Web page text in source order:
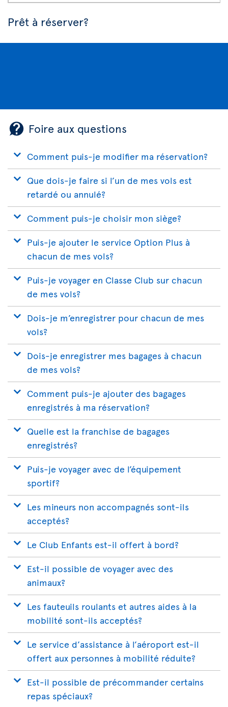
Prêt à réserver?
Foire aux questions
Comment puis-je modifier ma réservation?
Que dois-je faire si l’un de mes vols est
retardé ou annulé?
Comment puis-je choisir mon siège?
Puis-je ajouter le service Option Plus à
chacun de mes vols?
Puis-je voyager en Classe Club sur chacun
de mes vols?
Dois-je m’enregistrer pour chacun de mes
vols?
Dois-je enregistrer mes bagages à chacun
de mes vols?
Comment puis-je ajouter des bagages
enregistrés à ma réservation?
Quelle est la franchise de bagages
enregistrés?
Puis-je voyager avec de l’équipement
sportif?
Les mineurs non accompagnés sont-ils
acceptés?
Le Club Enfants est-il offert à bord?
Est-il possible de voyager avec des
animaux?
Les fauteuils roulants et autres aides à la
mobilité sont-ils acceptés?
Le service d’assistance à l’aéroport est-il
offert aux personnes à mobilité réduite?
Est-il possible de précommander certains
repas spéciaux?